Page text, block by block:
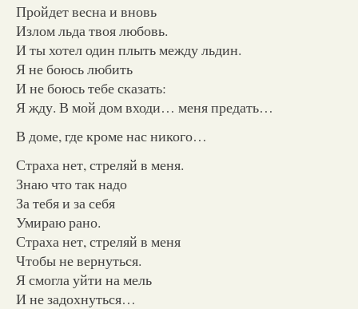
Пройдет весна и вновь
Излом льда твоя любовь.
И ты хотел один плыть между льдин.
Я не боюсь любить
И не боюсь тебе сказать:
Я жду. В мой дом входи… меня предать…
В доме, где кроме нас никого…
Страха нет, стреляй в меня.
Знаю что так надо
За тебя и за себя
Умираю рано.
Страха нет, стреляй в меня
Чтобы не вернуться.
Я смогла уйти на мель
И не задохнуться…